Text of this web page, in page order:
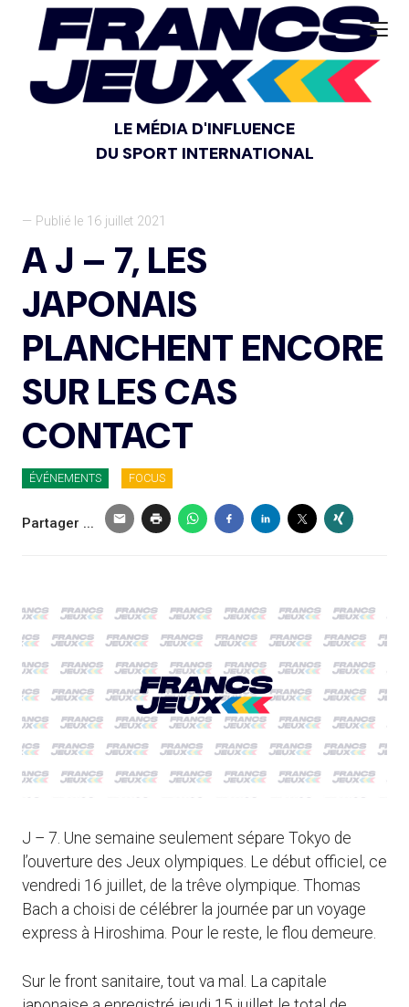
LE MÉDIA D'INFLUENCE
DU SPORT INTERNATIONAL
— Publié le 16 juillet 2021
A J – 7, LES
JAPONAIS
PLANCHENT ENCORE
SUR LES CAS
CONTACT
ÉVÉNEMENTS FOCUS
Partager ...
J – 7. Une semaine seulement sépare Tokyo de
l’ouverture des Jeux olympiques. Le début officiel, ce
vendredi 16 juillet, de la trêve olympique. Thomas
Bach a choisi de célébrer la journée par un voyage
express à Hiroshima. Pour le reste, le flou demeure.
Sur le front sanitaire, tout va mal. La capitale